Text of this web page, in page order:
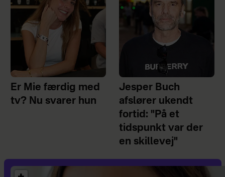
Er Mie færdig med
tv? Nu svarer hun
Jesper Buch
afslører ukendt
fortid: "På et
tidspunkt var der
en skillevej"